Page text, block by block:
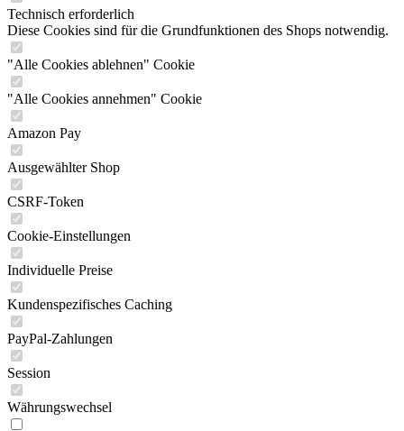
Technisch erforderlich
Diese Cookies sind für die Grundfunktionen des Shops notwendig.
"Alle Cookies ablehnen" Cookie
"Alle Cookies annehmen" Cookie
Amazon Pay
Ausgewählter Shop
CSRF-Token
Cookie-Einstellungen
Individuelle Preise
Kundenspezifisches Caching
PayPal-Zahlungen
Session
Währungswechsel